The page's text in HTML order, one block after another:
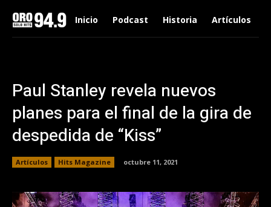
Inicio Podcast Historia Artículos
Paul Stanley revela nuevos
planes para el final de la gira de
despedida de “Kiss”
Artículos Hits Magazine octubre 11, 2021